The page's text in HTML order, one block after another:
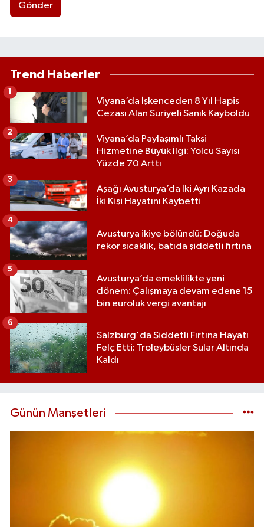
Gönder
Trend Haberler
Viyana’da İşkenceden 8 Yıl Hapis
Cezası Alan Suriyeli Sanık Kayboldu
1
Viyana’da Paylaşımlı Taksi
Hizmetine Büyük İlgi: Yolcu Sayısı
Yüzde 70 Arttı
2
Aşağı Avusturya’da İki Ayrı Kazada
İki Kişi Hayatını Kaybetti
3
Avusturya ikiye bölündü: Doğuda
rekor sıcaklık, batıda şiddetli fırtına
4
Avusturya’da emeklilikte yeni
dönem: Çalışmaya devam edene 15
bin euroluk vergi avantajı
5
Salzburg'da Şiddetli Fırtına Hayatı
Felç Etti: Troleybüsler Sular Altında
Kaldı
6
Günün Manşetleri